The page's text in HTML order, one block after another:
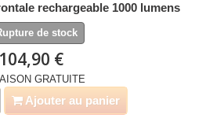
rechargeable 1000 lumens
de stock
104,90 €
GRATUITE
Ajouter au panier